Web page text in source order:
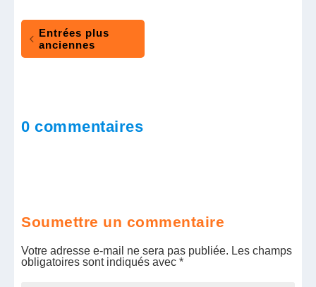
Entrées plus
anciennes
0 commentaires
Soumettre un commentaire
Votre adresse e-mail ne sera pas publiée. Les champs
obligatoires sont indiqués avec*